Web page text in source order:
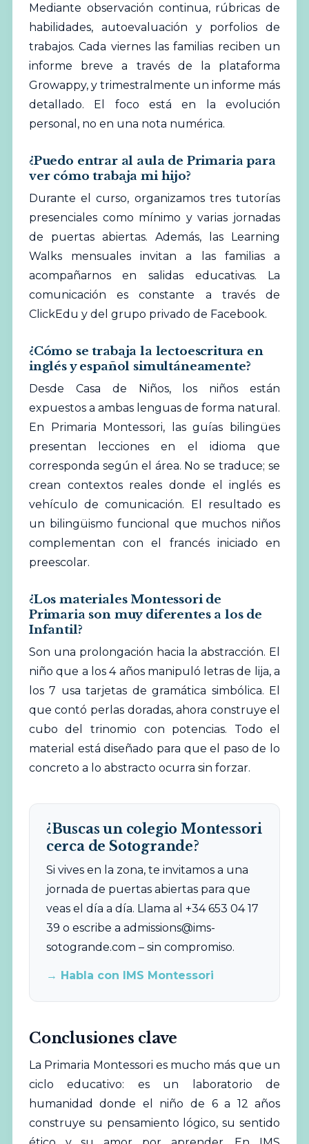
Mediante observación continua, rúbricas de
habilidades, autoevaluación y porfolios de
trabajos. Cada viernes las familias reciben un
informe breve a través de la plataforma
Growappy, y trimestralmente un informe más
detallado. El foco está en la evolución
personal, no en una nota numérica.
¿Puedo entrar al aula de Primaria para
ver cómo trabaja mi hijo?
Durante el curso, organizamos tres tutorías
presenciales como mínimo y varias jornadas
de puertas abiertas. Además, las Learning
Walks mensuales invitan a las familias a
acompañarnos en salidas educativas. La
comunicación es constante a través de
ClickEdu y del grupo privado de Facebook.
¿Cómo se trabaja la lectoescritura en
inglés y español simultáneamente?
Desde Casa de Niños, los niños están
expuestos a ambas lenguas de forma natural.
En Primaria Montessori, las guías bilingües
presentan lecciones en el idioma que
corresponda según el área. No se traduce; se
crean contextos reales donde el inglés es
vehículo de comunicación. El resultado es
un bilingüismo funcional que muchos niños
complementan con el francés iniciado en
preescolar.
¿Los materiales Montessori de
Primaria son muy diferentes a los de
Infantil?
Son una prolongación hacia la abstracción. El
niño que a los 4 años manipuló letras de lija, a
los 7 usa tarjetas de gramática simbólica. El
que contó perlas doradas, ahora construye el
cubo del trinomio con potencias. Todo el
material está diseñado para que el paso de lo
concreto a lo abstracto ocurra sin forzar.
¿Buscas un colegio Montessori
cerca de Sotogrande?
Si vives en la zona, te invitamos a una
jornada de puertas abiertas para que
veas el día a día. Llama al +34 653 04 17
39 o escribe a admissions@ims-
sotogrande.com – sin compromiso.
→ Habla con IMS Montessori
Conclusiones clave
La Primaria Montessori es mucho más que un
ciclo educativo: es un laboratorio de
humanidad donde el niño de 6 a 12 años
construye su pensamiento lógico, su sentido